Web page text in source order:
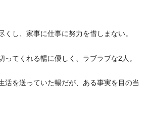
くし、家事に仕事に努力を惜しまない。
ってくれる暢に優しく、ラブラブな2人。
活を送っていた暢だが、ある事実を目の当